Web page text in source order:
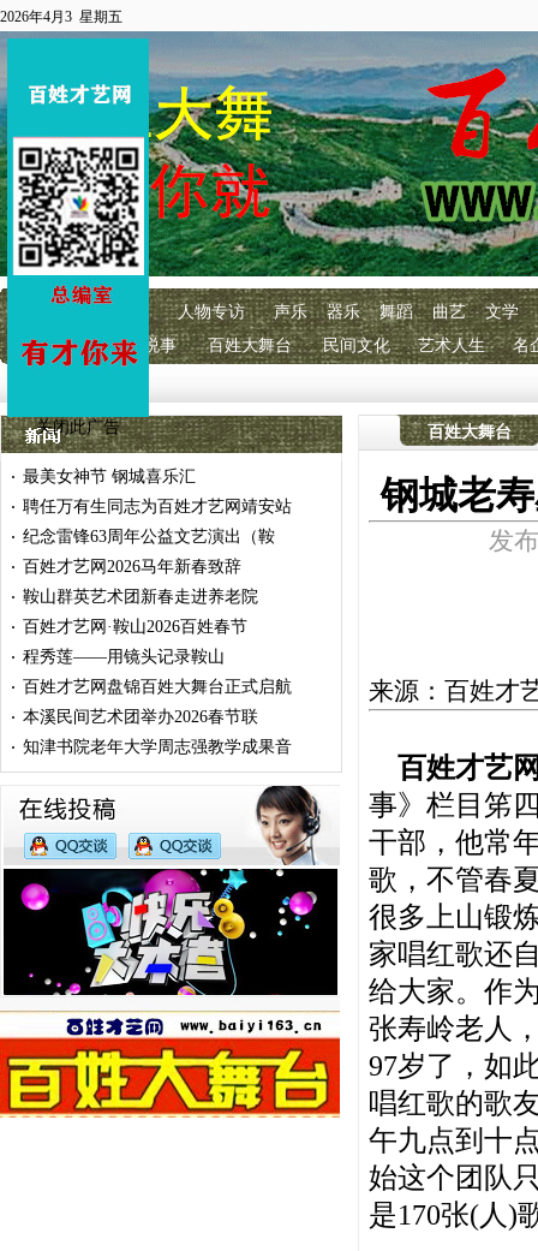
2026年4月3 星期五
百艺快讯 人物专访 声乐 器乐 舞蹈 曲艺
文学
明星经纪
百艺说事 百姓大舞台 民间文化 艺术人生 名
· 最美女神节 钢城喜乐汇
· 聘任万有生同志为百姓才艺网靖安站
· 纪念雷锋63周年公益文艺演出（鞍
· 百姓才艺网2026马年新春致辞
· 鞍山群英艺术团新春走进养老院
· 百姓才艺网·鞍山2026百姓春节
· 程秀莲——用镜头记录鞍山
· 百姓才艺网盘锦百姓大舞台正式启航
· 本溪民间艺术团举办2026春节联
· 知津书院老年大学周志强教学成果音
百姓大舞台
钢城老
发
来源：百姓才
百姓才艺
事》栏目笫
干部，他常
歌，不管春
很多上山锻
家唱红歌还
给大家。作
张寿岭老人
97岁了，如
唱红歌的歌
午九点到十
始这个团队
是170张(人)